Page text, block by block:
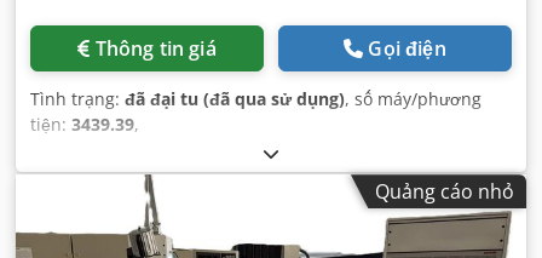
Thông tin giá Gọi điện
Tình trạng: đã đại tu (đã qua sử dụng), số máy/phương
tiện: 3439.39,
Quảng cáo nhỏ